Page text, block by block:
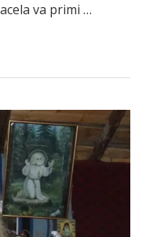
va primi …